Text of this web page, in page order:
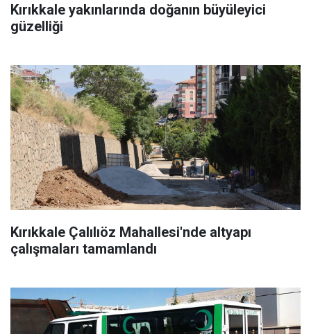
Kırıkkale yakınlarında doğanın büyüleyici
güzelliği
Kırıkkale Çalılıöz Mahallesi'nde altyapı
çalışmaları tamamlandı